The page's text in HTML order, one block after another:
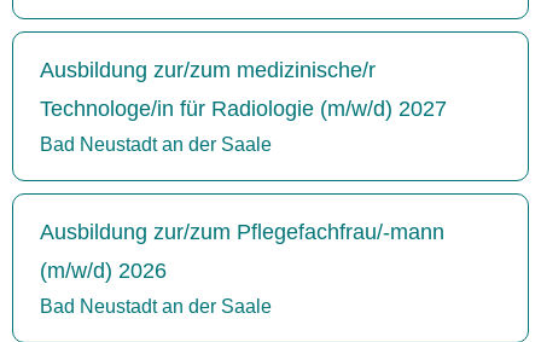
Ausbildung zur/zum medizinische/r
Technologe/in für Radiologie (m/w/d) 2027
Bad Neustadt an der Saale
Ausbildung zur/zum Pflegefachfrau/-mann
(m/w/d) 2026
Bad Neustadt an der Saale